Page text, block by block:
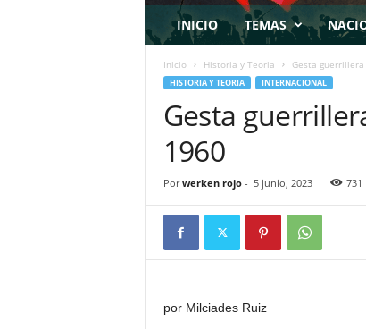
INICIO TEMAS
Inicio Historia y Teoria Gesta
HISTORIA Y TEORIA INTERNACIONAL
Gesta
1960
Por werken rojo- 5 junio, 2023 731
por Milciades Ruiz